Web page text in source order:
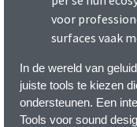
voor
surfaces vaak
In de wereld van
juiste tools te kiezen
ondersteunen. Een
Tools voor sound